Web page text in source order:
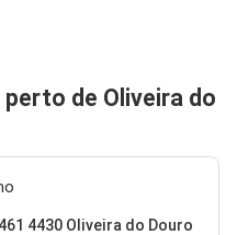
de Oliveira do
4430 Oliveira do Douro